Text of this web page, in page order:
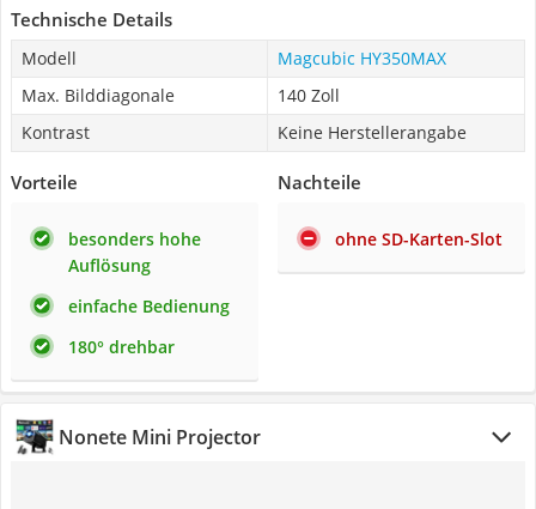
Technische Details
Modell
Magcubic HY350MAX
Max. Bilddiagonale
140 Zoll
Kontrast
Keine Herstellerangabe
Vorteile
besonders hohe
Auflösung
einfache Bedienung
180° drehbar
Nachteile
ohne SD-Karten-Slot
Nonete Mini Projector